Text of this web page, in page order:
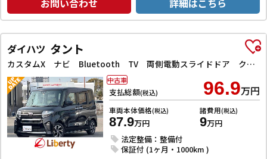
お問い合わせ 詳細はこちら
ダイハツ タント
カスタムX ナビ Bluetooth TV 両側電動スライドドア クリアランスソナー 衝突被害軽減システム スマートキー アイドリングストップ 電動格納ミラー CVT ABS ESC CD USB
支払総額(税込) 96.9万円
車両本体価格(税込)
87.9万円
諸費用(税込)
9万円
法定整備：整備付
保証付 (1ヶ月・1000km )
中古車